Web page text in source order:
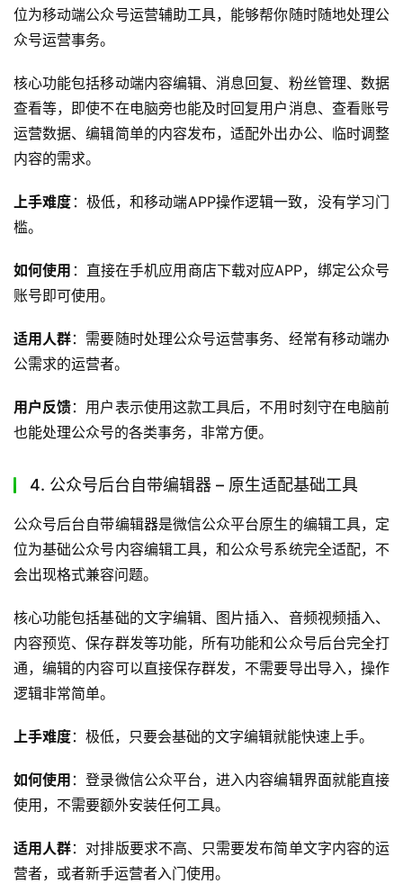
位为移动端公众号运营辅助工具，能够帮你随时随地处理公
众号运营事务。
核心功能包括移动端内容编辑、消息回复、粉丝管理、数据
查看等，即使不在电脑旁也能及时回复用户消息、查看账号
运营数据、编辑简单的内容发布，适配外出办公、临时调整
内容的需求。
上手难度 ：极低，和移动端APP操作逻辑一致，没有学习门
槛。
如何使用 ：直接在手机应用商店下载对应APP，绑定公众号
账号即可使用。
适用人群：需要随时处理公众号运营事务、经常有移动端办
公需求的运营者。
用户反馈：用户表示使用这款工具后，不用时刻守在电脑前
也能处理公众号的各类事务，非常方便。
4. 公众号后台自带编辑器 – 原生适配基础工具
公众号后台自带编辑器是微信公众平台原生的编辑工具，定
位为基础公众号内容编辑工具，和公众号系统完全适配，不
会出现格式兼容问题。
核心功能包括基础的文字编辑、图片插入、音频视频插入、
内容预览、保存群发等功能，所有功能和公众号后台完全打
通，编辑的内容可以直接保存群发，不需要导出导入，操作
逻辑非常简单。
上手难度：极低，只要会基础的文字编辑就能快速上手。
如何使用 ：登录微信公众平台，进入内容编辑界面就能直接
使用，不需要额外安装任何工具。
适用人群：对排版要求不高、只需要发布简单文字内容的运
营者，或者新手运营者入门使用。